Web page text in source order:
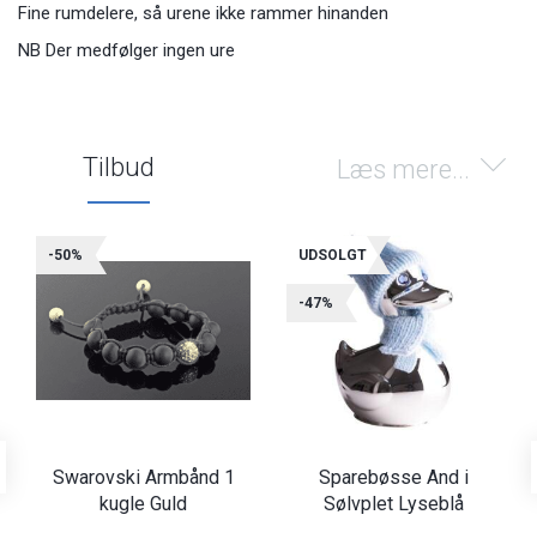
Fine rumdelere, så urene ikke rammer hinanden
NB Der medfølger ingen ure
Læs mere...
Tilbud
-50%
Swarovski Armbånd 1
kugle Guld
UDSOLGT
-47%
Sparebøsse And i
Sølvplet Lyseblå